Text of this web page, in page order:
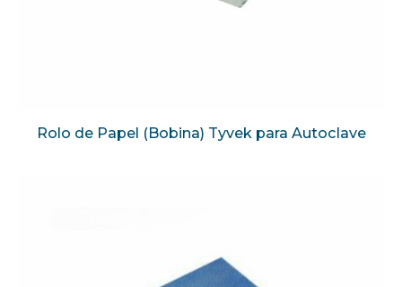
Rolo de Papel (Bobina) Tyvek para Autoclave